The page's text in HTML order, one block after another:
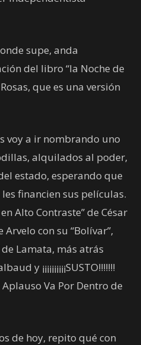
supe, anda
del libro “la Noche de
que es una versión
voy a ir nombrando uno
alquilados al poder,
estado, esperando que
financien sus películas.
Alto Contraste” de César
con su “Bolívar”,
de Lamata, más atrás
y ¡¡¡¡¡¡¡¡¡¡SUSTO!!!!!!!
Va Por Dentro de
de hoy, repito qué con